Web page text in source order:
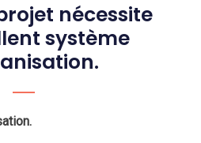
nécessite
système